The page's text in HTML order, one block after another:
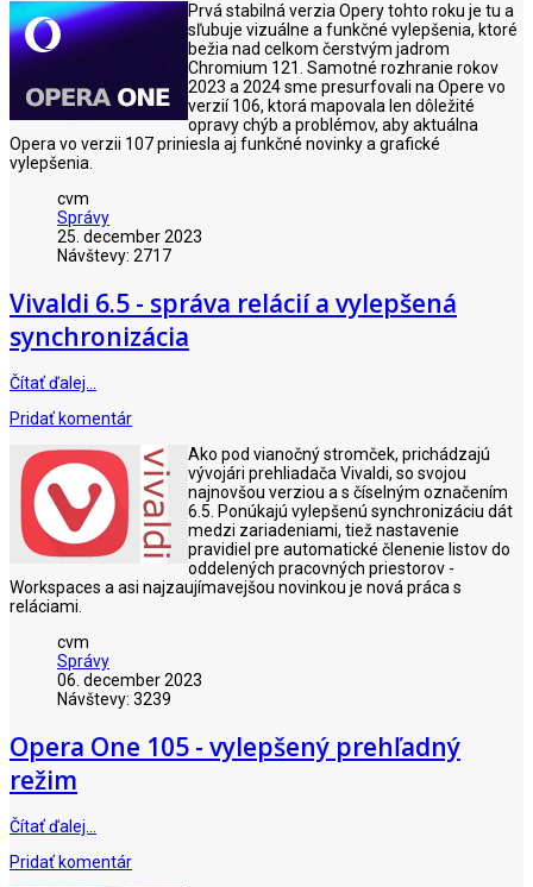
Prvá stabilná verzia Opery tohto roku je tu a
sľubuje vizuálne a funkčné vylepšenia, ktoré
bežia nad celkom čerstvým jadrom
Chromium 121. Samotné rozhranie rokov
2023 a 2024 sme presurfovali na Opere vo
verzií 106, ktorá mapovala len dôležité
opravy chýb a problémov, aby aktuálna
Opera vo verzii 107 priniesla aj funkčné novinky a grafické
vylepšenia.
cvm
Správy
25. december 2023
Návštevy: 2717
Vivaldi 6.5 - správa relácií a vylepšená
synchronizácia
Čítať ďalej…
Pridať komentár
Ako pod vianočný stromček, prichádzajú
vývojári prehliadača Vivaldi, so svojou
najnovšou verziou a s číselným označením
6.5. Ponúkajú vylepšenú synchronizáciu dát
medzi zariadeniami, tiež nastavenie
pravidiel pre automatické členenie listov do
oddelených pracovných priestorov -
Workspaces a asi najzaujímavejšou novinkou je nová práca s
reláciami.
cvm
Správy
06. december 2023
Návštevy: 3239
Opera One 105 - vylepšený prehľadný
režim
Čítať ďalej…
Pridať komentár